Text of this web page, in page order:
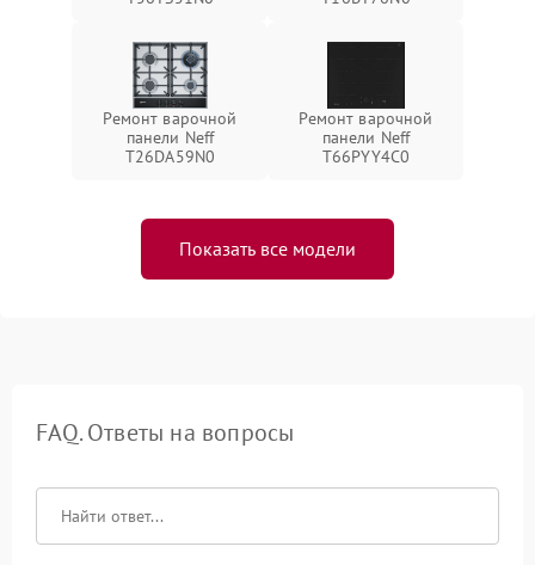
Ремонт варочной
панели Neff
T26DA59N0
Ремонт варочной
панели Neff
T66PYY4C0
Показать все модели
FAQ. Ответы на вопросы